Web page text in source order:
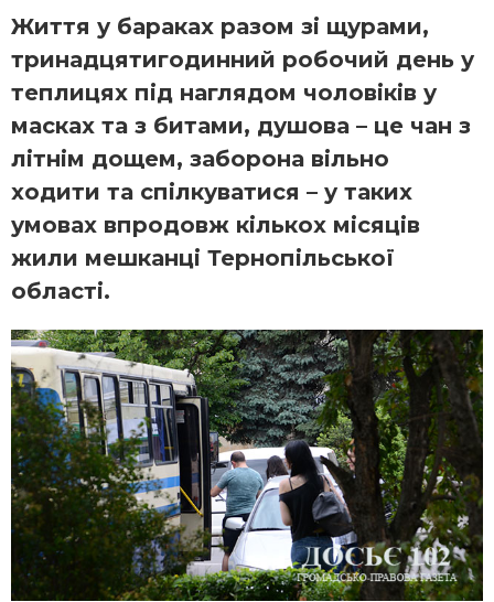
Життя у бараках разом зі щурами,
тринадцятигодинний робочий день у
теплицях під наглядом чоловіків у
масках та з битами, душова – це чан з
літнім дощем, заборона вільно
ходити та спілкуватися – у таких
умовах впродовж кількох місяців
жили мешканці Тернопільської
області.